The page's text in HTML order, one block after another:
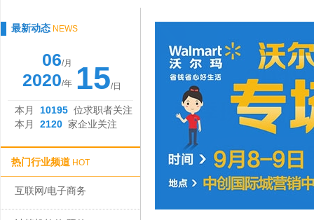
最新动态 NEWS
06/月
2020/年 15/日
本月 10195 位求职者关注
本月 2120 家企业关注
热门行业频道 HOT
互联网/电子商务